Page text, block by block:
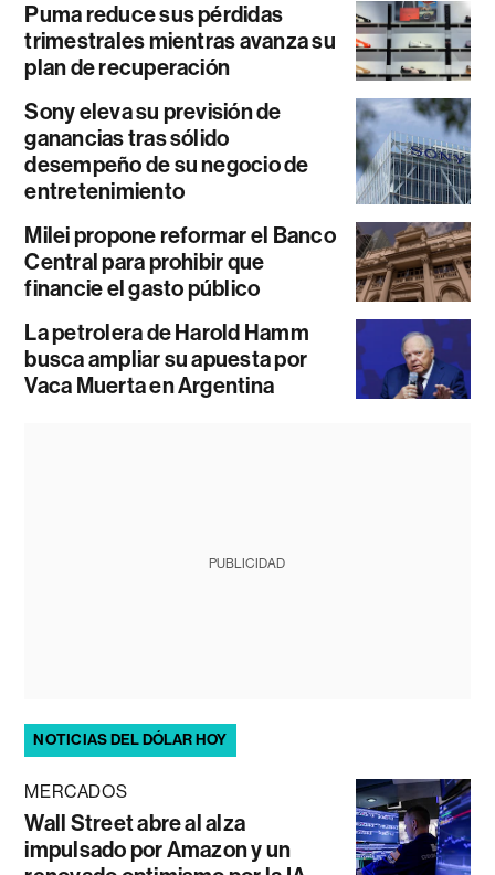
Puma reduce sus pérdidas
trimestrales mientras avanza su
plan de recuperación
Sony eleva su previsión de
ganancias tras sólido
desempeño de su negocio de
entretenimiento
Milei propone reformar el Banco
Central para prohibir que
financie el gasto público
La petrolera de Harold Hamm
busca ampliar su apuesta por
Vaca Muerta en Argentina
PUBLICIDAD
NOTICIAS DEL DÓLAR HOY
MERCADOS
Wall Street abre al alza
impulsado por Amazon y un